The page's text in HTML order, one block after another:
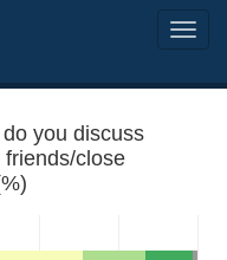
you discuss
close